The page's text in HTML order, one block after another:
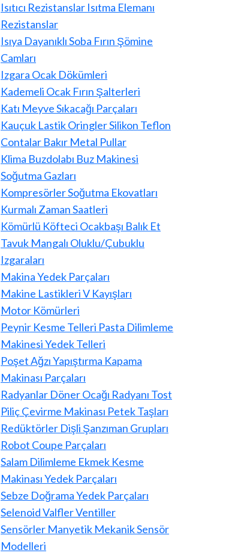
Isıtıcı Rezistanslar Isıtma Elemanı
Rezistanslar
Isıya Dayanıklı Soba Fırın Şömine
Camları
Izgara Ocak Dökümleri
Kademeli Ocak Fırın Şalterleri
Katı Meyve Sıkacağı Parçaları
Kauçuk Lastik Oringler Silikon Teflon
Contalar Bakır Metal Pullar
Klima Buzdolabı Buz Makinesi
Soğutma Gazları
Kompresörler Soğutma Ekovatları
Kurmalı Zaman Saatleri
Kömürlü Köfteci Ocakbaşı Balık Et
Tavuk Mangalı Oluklu/Çubuklu
Izgaraları
Makina Yedek Parçaları
Makine Lastikleri V Kayışları
Motor Kömürleri
Peynir Kesme Telleri Pasta Dilimleme
Makinesi Yedek Telleri
Poşet Ağzı Yapıştırma Kapama
Makinası Parçaları
Radyanlar Döner Ocağı Radyanı Tost
Piliç Çevirme Makinası Petek Taşları
Redüktörler Dişli Şanzıman Grupları
Robot Coupe Parçaları
Salam Dilimleme Ekmek Kesme
Makinası Yedek Parçaları
Sebze Doğrama Yedek Parçaları
Selenoid Valfler Ventiller
Sensörler Manyetik Mekanik Sensör
Modelleri